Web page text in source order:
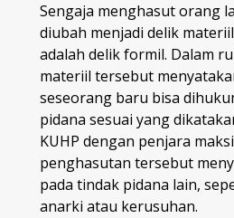
Sengaja menghasut orang
diubah menjadi delik
adalah delik formil. Dalam
materiil tersebut
seseorang baru bisa
pidana sesuai yang
KUHP dengan penjara
penghasutan tersebut
pada tindak pidana lain,
anarki atau kerusuhan.